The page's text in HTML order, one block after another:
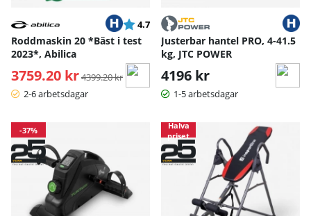
Betyg:
4.7 utav 5 stjärnor
Roddmaskin 20 *Bäst i test
2023*, Abilica
3759.20 kr Ordinarie pris:
4399.20 kr
2-6 arbetsdagar
Justerbar hantel PRO, 4-41.5
kg, JTC POWER
4196 kr
1-5 arbetsdagar
-37%
Halva
priset